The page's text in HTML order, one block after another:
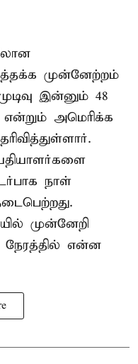
முன்னேற்றம்
இன்னும் 48
என்றும் அமெரிக்க
நாள்
முன்னேறி
நேரத்தில் என்ன